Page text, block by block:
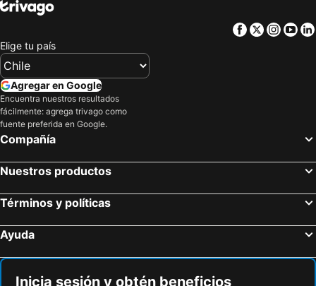
Facebook
Twitter
Elige tu país
Agregar en Google
Encuentra nuestros resultados
fácilmente: agrega trivago como
fuente preferida en Google.
Compañía
Nuestros productos
Términos y políticas
Ayuda
Inicia sesión y obtén beneficios